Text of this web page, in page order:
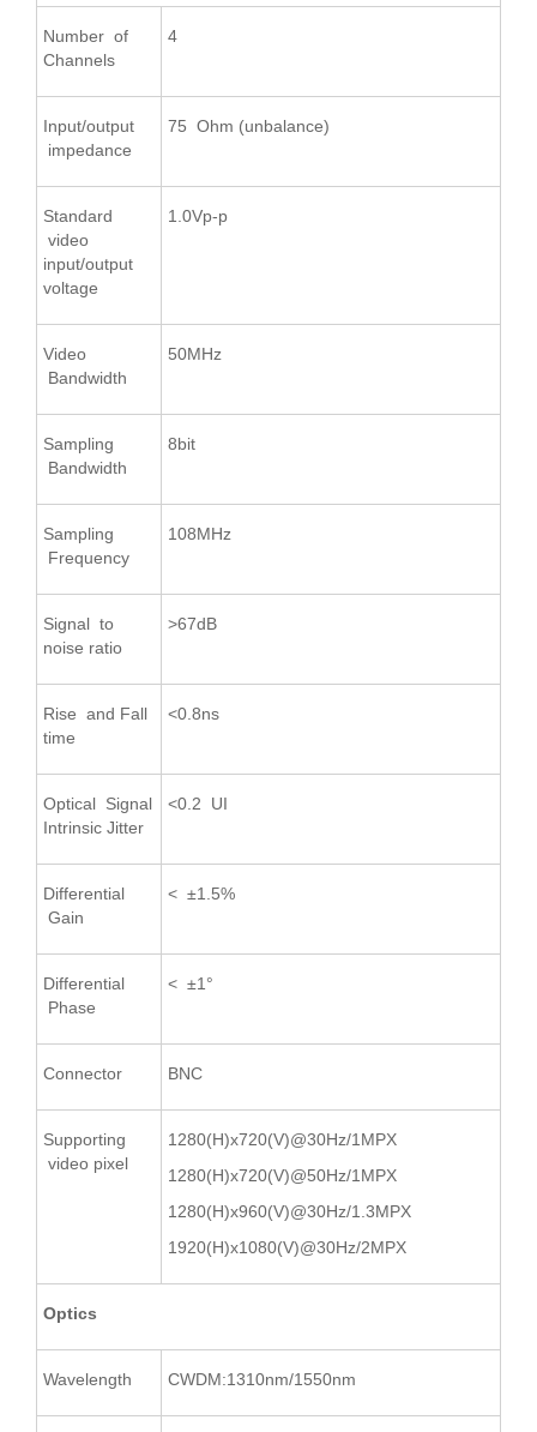
Number of
Channels
4
Input/output
impedance
75 Ohm (unbalance)
Standard
video
input/output
voltage
1.0Vp-p
Video
Bandwidth
50MHz
Sampling
Bandwidth
8bit
Sampling
Frequency
108MHz
Signal to
noise ratio
>67dB
Rise and Fall
time
<0.8ns
Optical Signal
Intrinsic Jitter
<0.2 UI
Differential
Gain
< ±1.5%
Differential
Phase
< ±1°
Connector BNC
Supporting
video pixel
1280(H)x720(V)@30Hz/1MPX
1280(H)x720(V)@50Hz/1MPX
1280(H)x960(V)@30Hz/1.3MPX
1920(H)x1080(V)@30Hz/2MPX
Optics
Wavelength CWDM:1310nm/1550nm